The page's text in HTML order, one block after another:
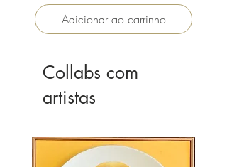
Adicionar ao carrinho
Collabs com
artistas